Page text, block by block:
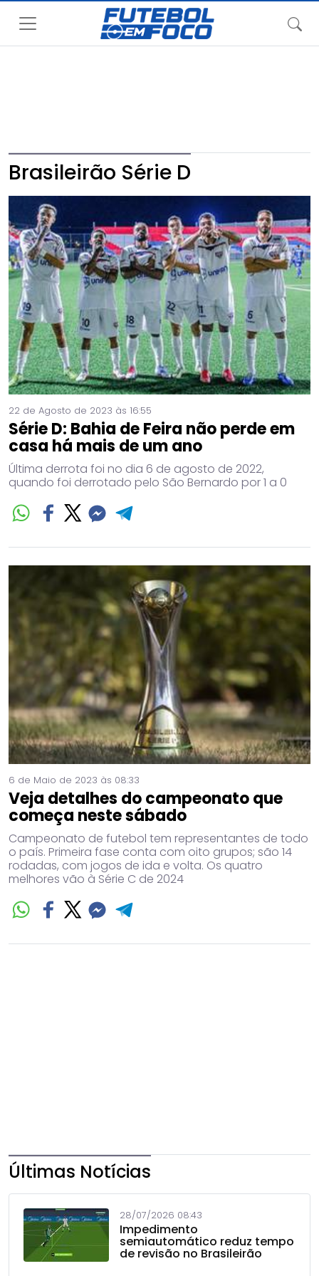
Brasileirão Série D
22 de Agosto de 2023 às 16:55
Série D: Bahia de Feira não perde em
casa há mais de um ano
Última derrota foi no dia 6 de agosto de 2022,
quando foi derrotado pelo São Bernardo por 1 a 0
6 de Maio de 2023 às 08:33
Veja detalhes do campeonato que
começa neste sábado
Campeonato de futebol tem representantes de todo
o país. Primeira fase conta com oito grupos; são 14
rodadas, com jogos de ida e volta. Os quatro
melhores vão à Série C de 2024
Últimas Notícias
28/07/2026 08:43
Impedimento
semiautomático reduz tempo
de revisão no Brasileirão